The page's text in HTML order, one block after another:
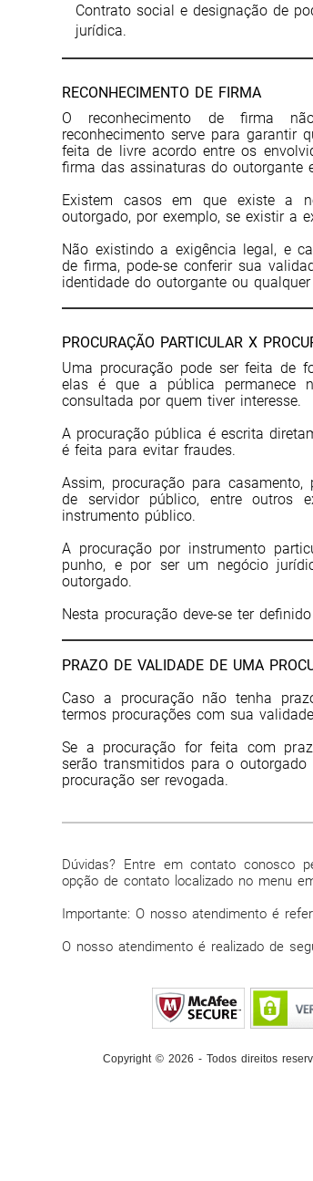
Contrato social e designação de
jurídica.
RECONHECIMENTO DE FIRMA
O reconhecimento de firma
reconhecimento serve para garantir
feita de livre acordo entre os
firma das assinaturas do outorgante
Existem casos em que existe a
outorgado, por exemplo, se existir a
Não existindo a exigência legal, e
de firma, pode-se conferir sua
identidade do outorgante ou
PROCURAÇÃO PARTICULAR X
Uma procuração pode ser feita de
elas é que a pública permanece
consultada por quem tiver interesse.
A procuração pública é escrita
é feita para evitar fraudes.
Assim, procuração para
de servidor público, entre outros
instrumento público.
A procuração por instrumento
punho, e por ser um negócio
outorgado.
Nesta procuração deve-se ter
PRAZO DE VALIDADE DE UMA
Caso a procuração não tenha
termos procurações com sua
Se a procuração for feita com
serão transmitidos para o
procuração ser revogada.
Dúvidas? Entre em contato conosco
opção de contato localizado no menu
Importante: O nosso atendimento é
O nosso atendimento é realizado de
Copyright © 2026 - Todos direitos